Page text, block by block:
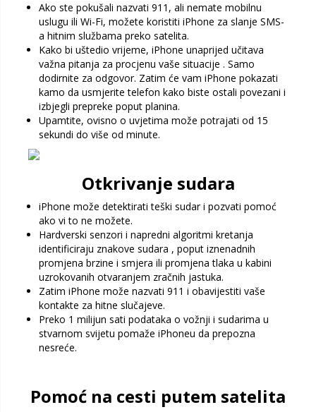
Ako ste pokušali nazvati 911, ali nemate mobilnu
uslugu ili Wi-Fi, možete koristiti iPhone za slanje SMS-
a hitnim službama preko satelita.
Kako bi uštedio vrijeme, iPhone unaprijed učitava
važna pitanja za procjenu vaše situacije . Samo
dodirnite za odgovor. Zatim će vam iPhone pokazati
kamo da usmjerite telefon kako biste ostali povezani i
izbjegli prepreke poput planina.
Upamtite, ovisno o uvjetima može potrajati od 15
sekundi do više od minute.
Otkrivanje sudara
iPhone može detektirati teški sudar i pozvati pomoć
ako vi to ne možete.
Hardverski senzori i napredni algoritmi kretanja
identificiraju znakove sudara , poput iznenadnih
promjena brzine i smjera ili promjena tlaka u kabini
uzrokovanih otvaranjem zračnih jastuka.
Zatim iPhone može nazvati 911 i obavijestiti vaše
kontakte za hitne slučajeve.
Preko 1 milijun sati podataka o vožnji i sudarima u
stvarnom svijetu pomaže iPhoneu da prepozna
nesreće.
Pomoć na cesti putem satelita